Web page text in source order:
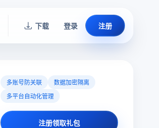
下载 登录 注册
多账号防关联
数据加密隔离
多平台自动化管理
注册领取礼包